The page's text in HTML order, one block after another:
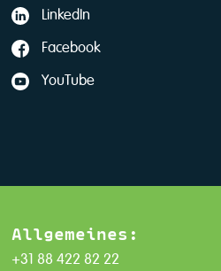
LinkedIn
Facebook
YouTube
Allgemeines:
+31 88 422 82 22